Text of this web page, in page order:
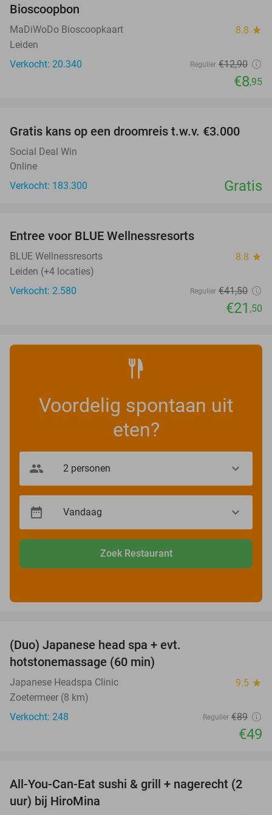
Bioscoopbon
MaDiWoDo Bioscoopkaart 8.8 star
Leiden
Verkocht: 20.340
Regulier €12,90
€8,95
Gratis kans op een droomreis t.w.v. €3.000
Social Deal Win
Online
Verkocht: 183.300
Gratis
Entree voor BLUE Wellnessresorts
BLUE Wellnessresorts 8.8 star
Leiden (+4 locaties)
Verkocht: 2.580
Regulier €41,50
€21 ,50
Voordelig spontaan uit
eten?
Zoek Restaurant
(Duo) Japanese head spa + evt.
hotstonemassage (60 min)
Japanese Headspa Clinic 9.5 star
Zoetermeer (8 km)
Verkocht: 248
Regulier €89
€49
23%
All-You-Can-Eat sushi & grill + nagerecht (2
uur) bij HiroMina